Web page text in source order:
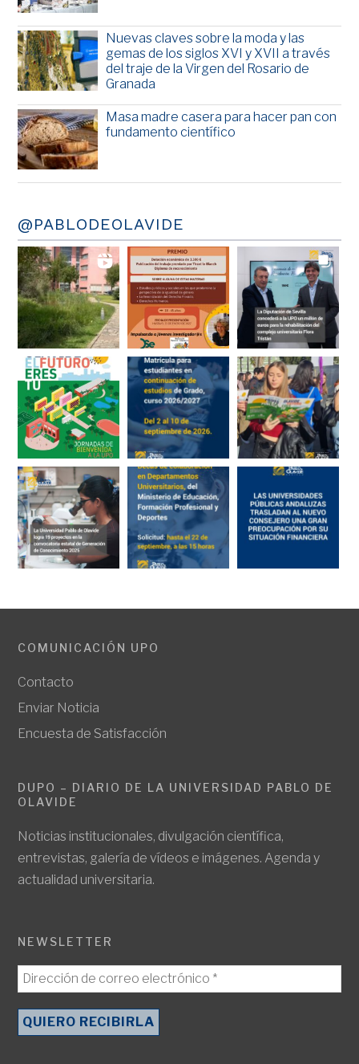
Nuevas claves sobre la moda y las
gemas de los siglos XVI y XVII a través
del traje de la Virgen del Rosario de
Granada
Masa madre casera para hacer pan con
fundamento científico
@PABLODEOLAVIDE
COMUNICACIÓN UPO
Contacto
Enviar Noticia
Encuesta de Satisfacción
DUPO – DIARIO DE LA UNIVERSIDAD PABLO DE
OLAVIDE
Noticias institucionales, divulgación científica,
entrevistas, galería de vídeos e imágenes. Agenda y
actualidad universitaria.
NEWSLETTER